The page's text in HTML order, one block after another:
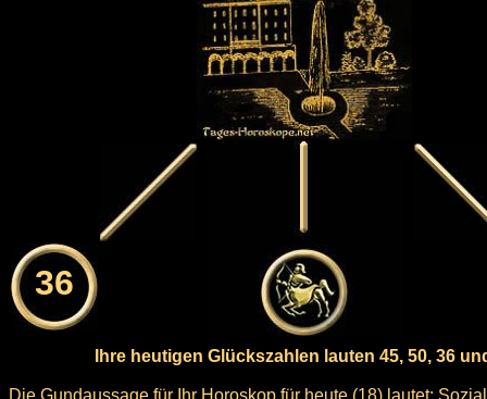
36
Ihre heutigen Glückszahlen lauten 45, 50, 36
Die Gundaussage für Ihr Horoskop für heute (18) lautet: